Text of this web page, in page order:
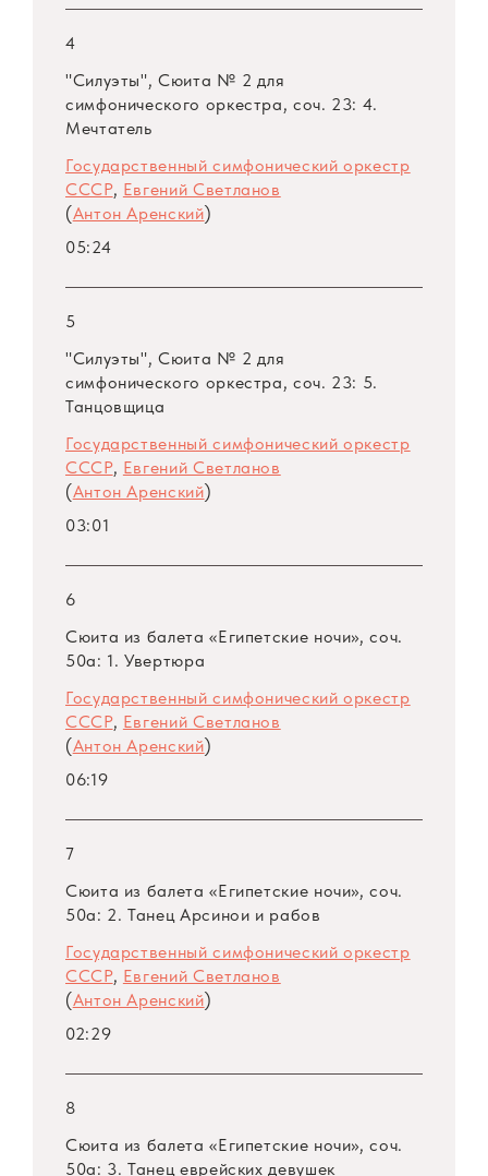
4
"Силуэты", Сюита № 2 для
симфонического оркестра, соч. 23: 4.
Мечтатель
Государственный симфонический оркестр
СССР, Евгений Светланов
(Антон Аренский)
05:24
5
"Силуэты", Сюита № 2 для
симфонического оркестра, соч. 23: 5.
Танцовщица
Государственный симфонический оркестр
СССР, Евгений Светланов
(Антон Аренский)
03:01
6
Сюита из балета «Египетские ночи», соч.
50а: 1. Увертюра
Государственный симфонический оркестр
СССР, Евгений Светланов
(Антон Аренский)
06:19
7
Сюита из балета «Египетские ночи», соч.
50а: 2. Танец Арсинои и рабов
Государственный симфонический оркестр
СССР, Евгений Светланов
(Антон Аренский)
02:29
8
Сюита из балета «Египетские ночи», соч.
50а: 3. Танец еврейских девушек